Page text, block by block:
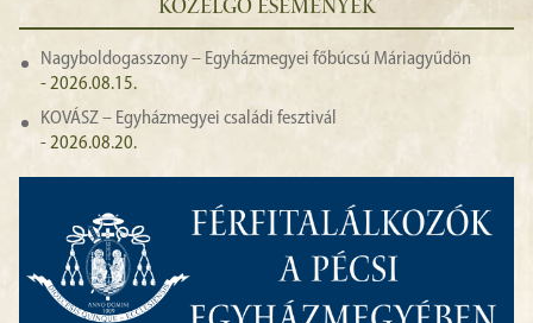
KÖZELGŐ ESEMÉNYEK
Nagyboldogasszony – Egyházmegyei főbúcsú Máriagyűdön
- 2026.08.15.
KOVÁSZ – Egyházmegyei családi fesztivál
- 2026.08.20.